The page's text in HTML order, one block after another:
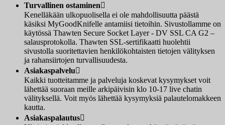
Turvallinen ostaminen
Kenelläkään ulkopuolisella ei ole mahdollisuutta päästä
käsiksi MyGoodKnifelle antamiisi tietoihin. Sivustollamme on
käytössä Thawten Secure Socket Layer - DV SSL CA G2 –
salausprotokolla. Thawten SSL-sertifikaatti huolehtii
sivustolla suoritettavien henkilökohtaisten tietojen välityksen
ja rahansiirtojen turvallisuudesta.
Asiakaspalvelu
Kaikki tuotteitamme ja palveluja koskevat kysymykset voit
lähettää suoraan meille arkipäivisin klo 10-17 live chatin
välityksellä. Voit myös lähettää kysymyksiä palautelomakkeen
kautta.
Asiakaspalautus